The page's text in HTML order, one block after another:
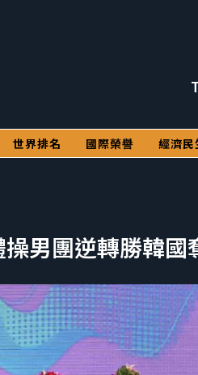
世界排名 國際榮譽 經濟民
男團逆轉勝韓國